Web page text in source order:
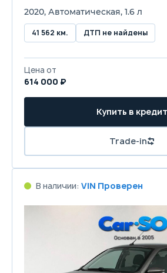
2020, Автоматическая, 1.6 л
41 562 км. ДТП не найдены
Цена от
614 000 ₽
Купить в кредит
Trade-in
В наличии: VIN Проверен